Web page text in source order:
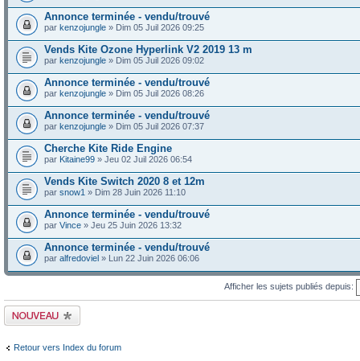
Annonce terminée - vendu/trouvé
par kenzojungle » Dim 05 Juil 2026 09:25
Vends Kite Ozone Hyperlink V2 2019 13 m
par kenzojungle » Dim 05 Juil 2026 09:02
Annonce terminée - vendu/trouvé
par kenzojungle » Dim 05 Juil 2026 08:26
Annonce terminée - vendu/trouvé
par kenzojungle » Dim 05 Juil 2026 07:37
Cherche Kite Ride Engine
par Kitaine99 » Jeu 02 Juil 2026 06:54
Vends Kite Switch 2020 8 et 12m
par snow1 » Dim 28 Juin 2026 11:10
Annonce terminée - vendu/trouvé
par Vince » Jeu 25 Juin 2026 13:32
Annonce terminée - vendu/trouvé
par alfredoviel » Lun 22 Juin 2026 06:06
Afficher les sujets publiés depuis:
Publier un nouveau
sujet
Retour vers Index du forum